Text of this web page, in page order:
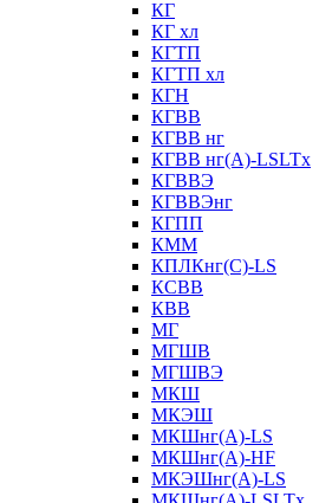
КГ
КГ хл
КГТП
КГТП хл
КГН
КГВВ
КГВВ нг
КГВВ нг(А)-LSLTx
КГВВЭ
КГВВЭнг
КГПП
КММ
КПЛКнг(C)-LS
КСВВ
КВВ
МГ
МГШВ
МГШВЭ
МКШ
МКЭШ
МКШнг(А)-LS
МКШнг(А)-HF
МКЭШнг(А)-LS